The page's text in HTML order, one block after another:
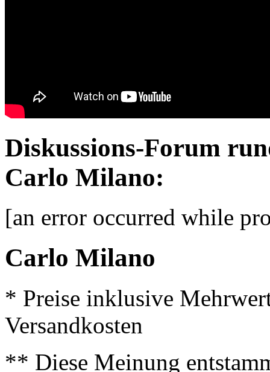
Diskussions-Forum
Carlo Milano:
[an error occurred while
Carlo Milano
* Preise inklusive
Versandkosten
** Diese Meinung